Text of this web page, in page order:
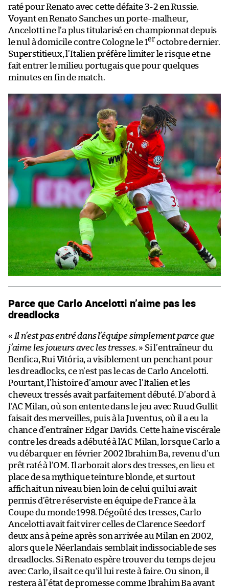
raté pour Renato avec cette défaite 3-2 en Russie.
Voyant en Renato Sanches un porte-malheur,
Ancelotti ne l’a plus titularisé en championnat depuis
le nul à domicile contre Cologne le 1er octobre dernier.
Superstitieux, l’Italien préfère limiter le risque et ne
fait entrer le milieu portugais que pour quelques
minutes en fin de match.
Parce que Carlo Ancelotti n’aime pas les
dreadlocks
« Il n’est pas entré dans l’équipe simplement parce que
j’aime les joueurs avec les tresses. » Si l’entraîneur du
Benfica, Rui Vitória, a visiblement un penchant pour
les dreadlocks, ce n’est pas le cas de Carlo Ancelotti.
Pourtant, l’histoire d’amour avec l’Italien et les
cheveux tressés avait parfaitement débuté. D’abord à
l’AC Milan, où son entente dans le jeu avec Ruud Gullit
faisait des merveilles, puis à la Juventus, où il a eu la
chance d’entraîner Edgar Davids. Cette haine viscérale
contre les dreads a débuté à l’AC Milan, lorsque Carlo a
vu débarquer en février 2002 Ibrahim Ba, revenu d’un
prêt raté à l’OM. Il arborait alors des tresses, en lieu et
place de sa mythique teinture blonde, et surtout
affichait un niveau bien loin de celui qui lui avait
permis d’être réserviste en équipe de France à la
Coupe du monde 1998. Dégoûté des tresses, Carlo
Ancelotti avait fait virer celles de Clarence Seedorf
deux ans à peine après son arrivée au Milan en 2002,
alors que le Néerlandais semblait indissociable de ses
dreadlocks. Si Renato espère trouver du temps de jeu
avec Carlo, il sait ce qu’il lui reste à faire. Ou sinon, il
restera à l’état de promesse comme Ibrahim Ba avant